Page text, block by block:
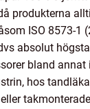
produkterna
ISO 8573-1
absolut
bland annat
hos